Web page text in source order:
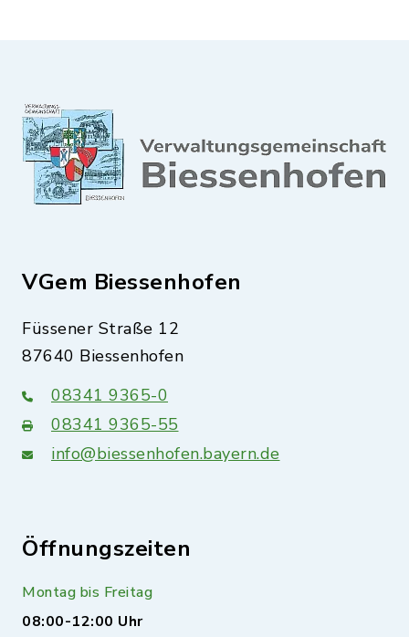
VGem Biessenhofen
Füssener Straße 12
87640 Biessenhofen
08341 9365-0
08341 9365-55
info@biessenhofen.bayern.de
Öffnungszeiten
Montag bis Freitag
08:00-12:00 Uhr